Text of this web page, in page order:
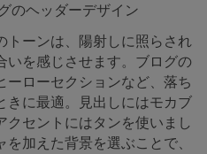
のヘッダーデザイン
トーンは、陽射しに照らされ
いを感じさせます。ブログの
ーローセクションなど、落ち
きに最適。見出しにはモカブ
クセントにはタンを使いまし
加えた背景を選ぶことで、